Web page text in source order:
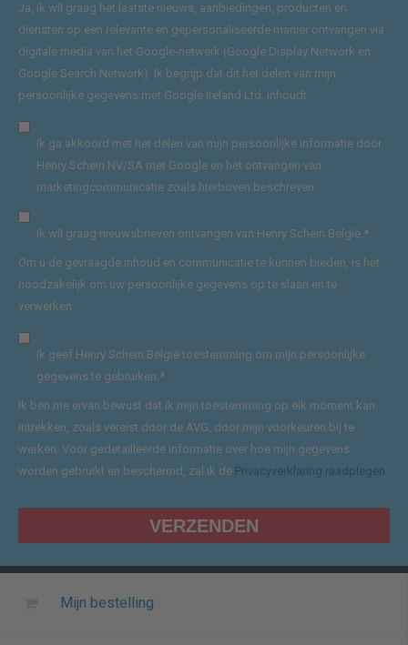
Ja, ik wil graag het laatste nieuws, aanbiedingen, producten en
diensten op een relevante en gepersonaliseerde manier ontvangen via
digitale media van het Google-netwerk (Google Display Network en
Google Search Network). Ik begrijp dat dit het delen van mijn
persoonlijke gegevens met Google Ireland Ltd. inhoudt.
Ik ga akkoord met het delen van mijn persoonlijke informatie door
Henry Schein NV/SA met Google en het ontvangen van
marketingcommunicatie zoals hierboven beschreven.
Ik wil graag nieuwsbrieven ontvangen van Henry Schein België.*
Om u de gevraagde inhoud en communicatie te kunnen bieden, is het
noodzakelijk om uw persoonlijke gegevens op te slaan en te
verwerken.
Ik geef Henry Schein België toestemming om mijn persoonlijke
gegevens te gebruiken.*
Ik ben me ervan bewust dat ik mijn toestemming op elk moment kan
intrekken, zoals vereist door de AVG, door mijn voorkeuren bij te
werken. Voor gedetailleerde informatie over hoe mijn gegevens
worden gebruikt en beschermd, zal ik de Privacyverklaring raadplegen.
Mijn bestelling